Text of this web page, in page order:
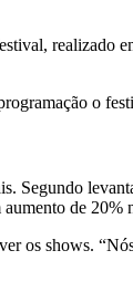
realizado
o
Segundo
de
os shows.